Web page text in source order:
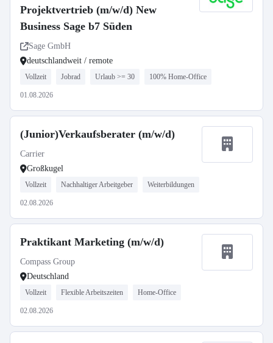
Projektvertrieb (m/w/d) New
Business Sage b7 Süden
Sage GmbH
deutschlandweit / remote
Vollzeit Jobrad Urlaub >= 30 100% Home-Office
01.08.2026
(Junior)Verkaufsberater (m/w/d)
Carrier
Großkugel
Vollzeit Nachhaltiger Arbeitgeber Weiterbildungen
02.08.2026
Praktikant Marketing (m/w/d)
Compass Group
Deutschland
Vollzeit Flexible Arbeitszeiten Home-Office
02.08.2026